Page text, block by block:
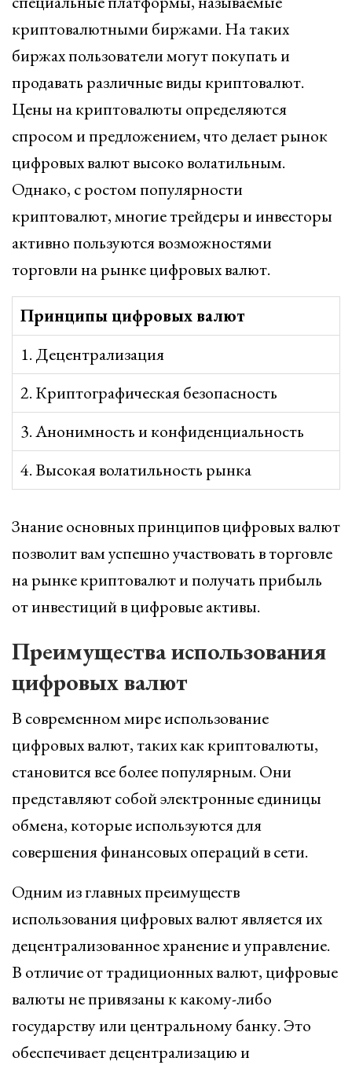
криптовалютными биржами. На таких
биржах пользователи могут покупать и
продавать различные виды криптовалют.
Цены на криптовалюты определяются
спросом и предложением, что делает рынок
цифровых валют высоко волатильным.
Однако, с ростом популярности
криптовалют, многие трейдеры и инвесторы
активно пользуются возможностями
торговли на рынке цифровых валют.
Принципы цифровых валют
1. Децентрализация
2. Криптографическая безопасность
3. Анонимность и конфиденциальность
4. Высокая волатильность рынка
Знание основных принципов цифровых валют
позволит вам успешно участвовать в торговле
на рынке криптовалют и получать прибыль
от инвестиций в цифровые активы.
Преимущества использования
цифровых валют
В современном мире использование
цифровых валют, таких как криптовалюты,
становится все более популярным. Они
представляют собой электронные единицы
обмена, которые используются для
совершения финансовых операций в сети.
Одним из главных преимуществ
использования цифровых валют является их
децентрализованное хранение и управление.
В отличие от традиционных валют, цифровые
валюты не привязаны к какому-либо
государству или центральному банку. Это
обеспечивает децентрализацию и